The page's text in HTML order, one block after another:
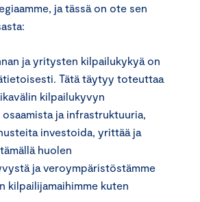
ja tässä on ote sen
ja yritysten kilpailukykyä on
Tätä täytyy toteuttaa
kilpailukyvyn
ja infrastruktuuria,
investoida, yrittää ja
huolen
ja veroympäristöstämme
kilpailijamaihimme kuten